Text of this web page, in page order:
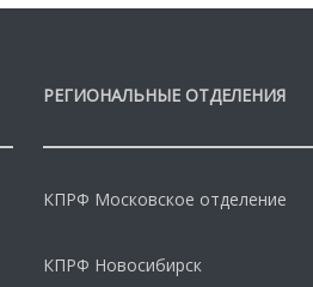
РЕГИОНАЛЬНЫЕ ОТДЕЛЕНИЯ
КПРФ Московское отделение
КПРФ Новосибирск